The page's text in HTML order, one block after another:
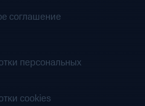
соглашение
персональных
cookies